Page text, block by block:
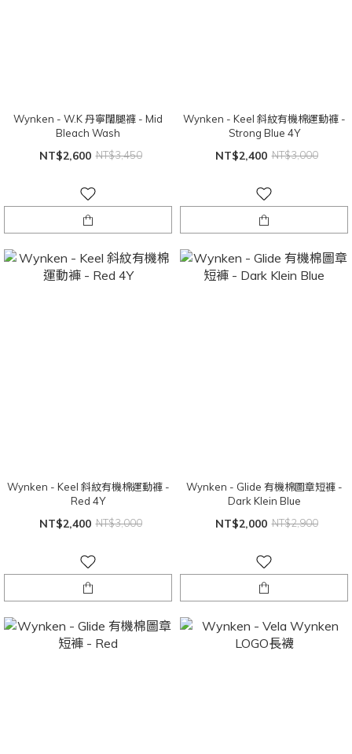
Wynken - W.K 丹寧闊腿褲 - Mid
Bleach Wash
NT$2,600 NT$3,450
Wynken - Keel 斜紋有機棉運動褲 -
Strong Blue 4Y
NT$2,400 NT$3,000
Wynken - Keel 斜紋有機棉運動褲 -
Red 4Y
NT$2,400 NT$3,000
Wynken - Glide 有機棉圖章短褲 -
Dark Klein Blue
NT$2,000 NT$2,900